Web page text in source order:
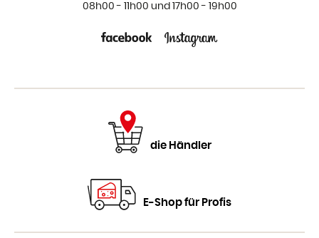
08h00 - 11h00 und 17h00 - 19h00
die Händler
E-Shop für Profis